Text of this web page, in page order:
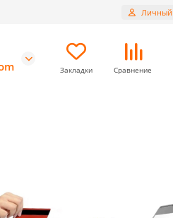
Личный
Закладки Сравнение